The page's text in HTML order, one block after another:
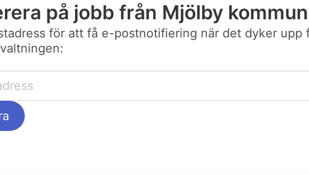
på jobb från Mjölby
för att få e-postnotifiering när det dyker upp